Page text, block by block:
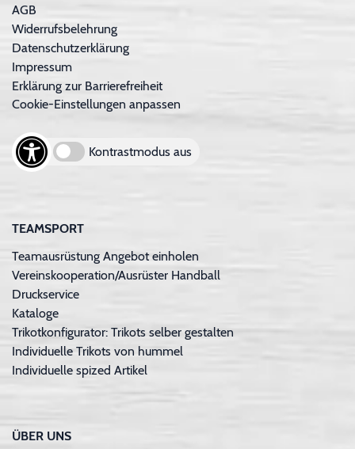
AGB
Widerrufsbelehrung
Datenschutzerklärung
Impressum
Erklärung zur Barrierefreiheit
Cookie-Einstellungen anpassen
Kontrastmodus aus
TEAMSPORT
Teamausrüstung Angebot einholen
Vereinskooperation/Ausrüster Handball
Druckservice
Kataloge
Trikotkonfigurator: Trikots selber gestalten
Individuelle Trikots von hummel
Individuelle spized Artikel
ÜBER UNS